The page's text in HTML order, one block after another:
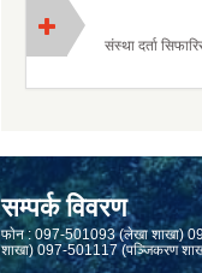
संस्था दर्ता
सम्पर्क विवरण
फाेन : 097-501093 (लेखा शाखा)
शाखा) 097-501117 (पञ्जिकरण